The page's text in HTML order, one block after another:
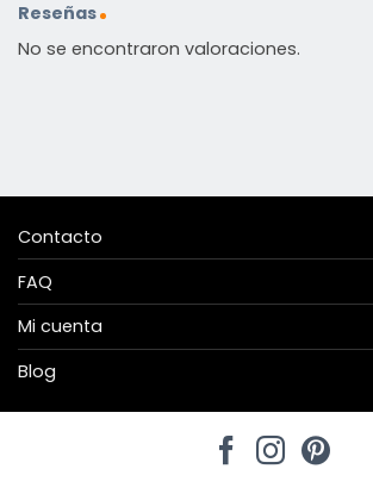
Reseñas
No se encontraron valoraciones.
Contacto
FAQ
Mi cuenta
Blog